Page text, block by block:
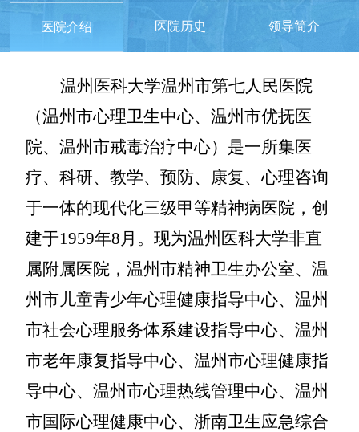
医院介绍 医院历史 领导简介
温州医科大学温州市第七人民医院
（温州市心理卫生中心、温州市优抚医
院、温州市戒毒治疗中心）是一所集医
疗、科研、教学、预防、康复、心理咨询
于一体的现代化三级甲等精神病医院，创
建于1959年8月。现为温州医科大学非直
属附属医院，温州市精神卫生办公室、温
州市儿童青少年心理健康指导中心、温州
市社会心理服务体系建设指导中心、温州
市老年康复指导中心、温州市心理健康指
导中心、温州市心理热线管理中心、温州
市国际心理健康中心、浙南卫生应急综合